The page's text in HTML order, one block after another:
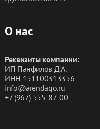
О нас
Реквизиты компании:
ИП Панфилов Д.А.
ИНН 151100313356
info@arendago.ru
+7 (967) 555-87-00